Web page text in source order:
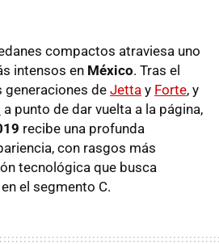
compactos atraviesa uno
intensos en México. Tras el
generaciones de Jetta y Forte, y
a punto de dar vuelta a la página,
recibe una profunda
con rasgos más
tecnológica que busca
el segmento C.